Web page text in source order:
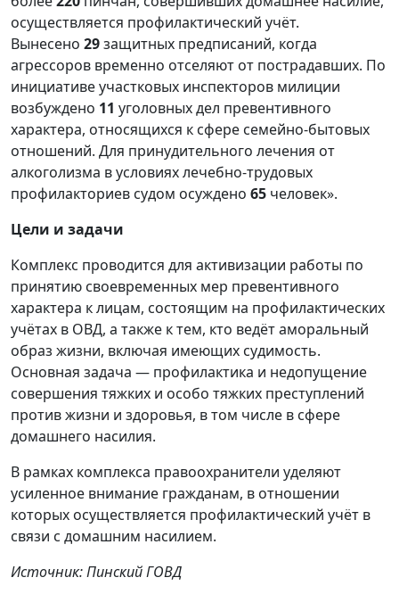
осуществляется профилактический учёт.
Вынесено 29защитных предписаний, когда
агрессоров временно отселяют от пострадавших. По
инициативе участковых инспекторов милиции
возбуждено 11 уголовных дел превентивного
характера, относящихся к сфере семейно-бытовых
отношений. Для принудительного лечения от
алкоголизма в условиях лечебно-трудовых
профилакториев судом осуждено 65 человек».
Цели и задачи
Комплекс проводится для активизации работы по
принятию своевременных мер превентивного
характера к лицам, состоящим на профилактических
учётах в ОВД, а также к тем, кто ведёт аморальный
образ жизни, включая имеющих судимость.
Основная задача — профилактика и недопущение
совершения тяжких и особо тяжких преступлений
против жизни и здоровья, в том числе в сфере
домашнего насилия.
В рамках комплекса правоохранители уделяют
усиленное внимание гражданам, в отношении
которых осуществляется профилактический учёт в
связи с домашним насилием.
Источник: Пинский ГОВД